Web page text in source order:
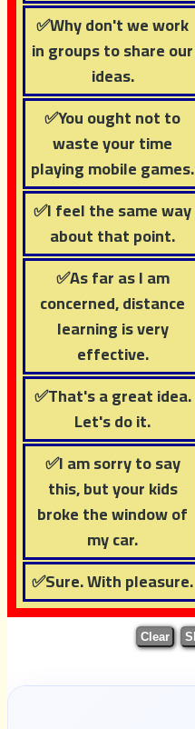
✅Why don't we work
in groups to share our
ideas.
✅You ought not to
waste your time
playing mobile games.
✅I feel the same way
about that point.
✅As far as I am
concerned, distance
learning is very
effective.
✅That's a great idea.
Let's do it.
✅I am sorry to say
this, but your kids
broke the window of
my car.
✅Sure. With pleasure.